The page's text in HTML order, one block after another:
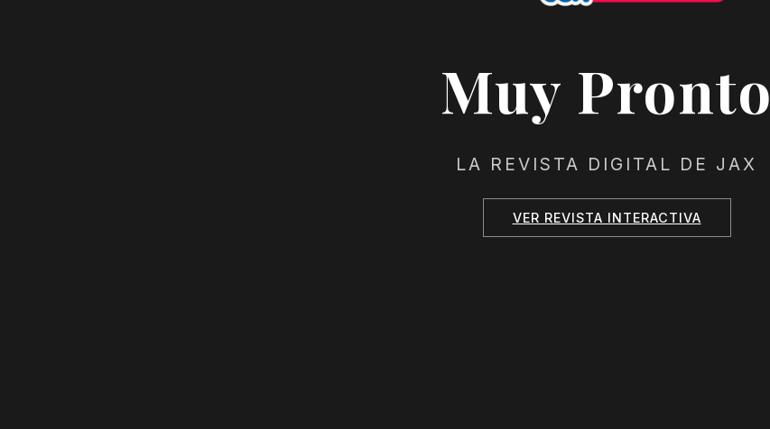
Muy Pronto
LA REVISTA DIGITAL DE JAX
VER REVISTA INTERACTIVA